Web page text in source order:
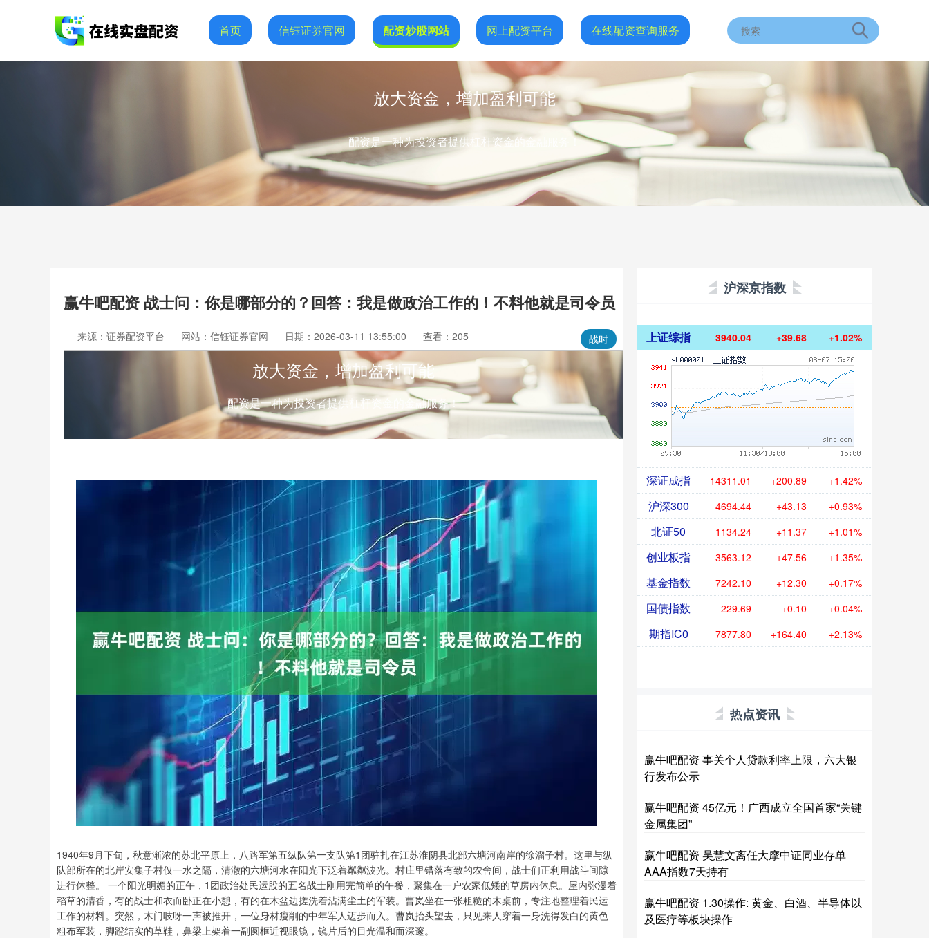
首页 信钰证券官网 配资炒股网站 网上配资平台 在线配资查询服务
放大资金，增加盈利可能
配资是一种为投资者提供杠杆资金的金融服务！
赢牛吧配资 战士问：你是哪部分的？回答：我是做政治工作的！不料他就是司令员
战时
来源：证券配资平台 网站：信钰证券官网 日期：2026-03-11 13:55:00 查看：205
放大资金，增加盈利可能
配资是一种为投资者提供杠杆资金的金融服务！
1940年9月下旬，秋意渐浓的苏北平原上，八路军第五纵队第一支队第1团驻扎在江苏淮阴县北部六塘河南岸的徐溜子村。这里与纵
队部所在的北岸安集子村仅一水之隔，清澈的六塘河水在阳光下泛着粼粼波光。村庄里错落有致的农舍间，战士们正利用战斗间隙
进行休整。 一个阳光明媚的正午，1团政治处民运股的五名战士刚用完简单的午餐，聚集在一户农家低矮的草房内休息。屋内弥漫着
稻草的清香，有的战士和衣而卧正在小憩，有的在木盆边搓洗着沾满尘土的军装。曹岚坐在一张粗糙的木桌前，专注地整理着民运
工作的材料。突然，木门吱呀一声被推开，一位身材瘦削的中年军人迈步而入。曹岚抬头望去，只见来人穿着一身洗得发白的黄色
粗布军装，脚蹬结实的草鞋，鼻梁上架着一副圆框近视眼镜，镜片后的目光温和而深邃。
沪深京指数
上证综指 3940.04 +39.68 +1.02%
深证成指 14311.01 +200.89 +1.42%
沪深300 4694.44 +43.13 +0.93%
北证50 1134.24 +11.37 +1.01%
创业板指 3563.12 +47.56 +1.35%
基金指数 7242.10 +12.30 +0.17%
国债指数 229.69 +0.10 +0.04%
期指IC0 7877.80 +164.40 +2.13%
热点资讯
赢牛吧配资 事关个人贷款利率上限，六大银
行发布公示
赢牛吧配资 45亿元！广西成立全国首家“关键
金属集团”
赢牛吧配资 吴慧文离任大摩中证同业存单
AAA指数7天持有
赢牛吧配资 1.30操作: 黄金、白酒、半导体以
及医疗等板块操作